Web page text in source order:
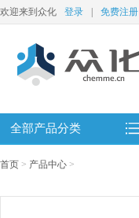
欢迎来到众化 登录 免费注册
全部产品分类
首页 > 产品中心 >